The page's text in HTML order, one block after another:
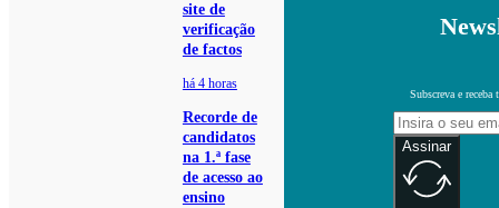
site de
verificação
de factos
há 4 horas
Recorde de
candidatos
na 1.ª fase
de acesso ao
ensino
Subscreva e receba
Assinar